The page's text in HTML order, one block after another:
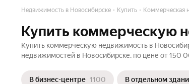
Недвижимость в Новосибирске Купить Коммерческая
Купить коммерческую
Купить коммерческую недвижимость в
недвижимостей в Новосибирске. по цене от 150
В бизнес-центре 1100 В отдельном